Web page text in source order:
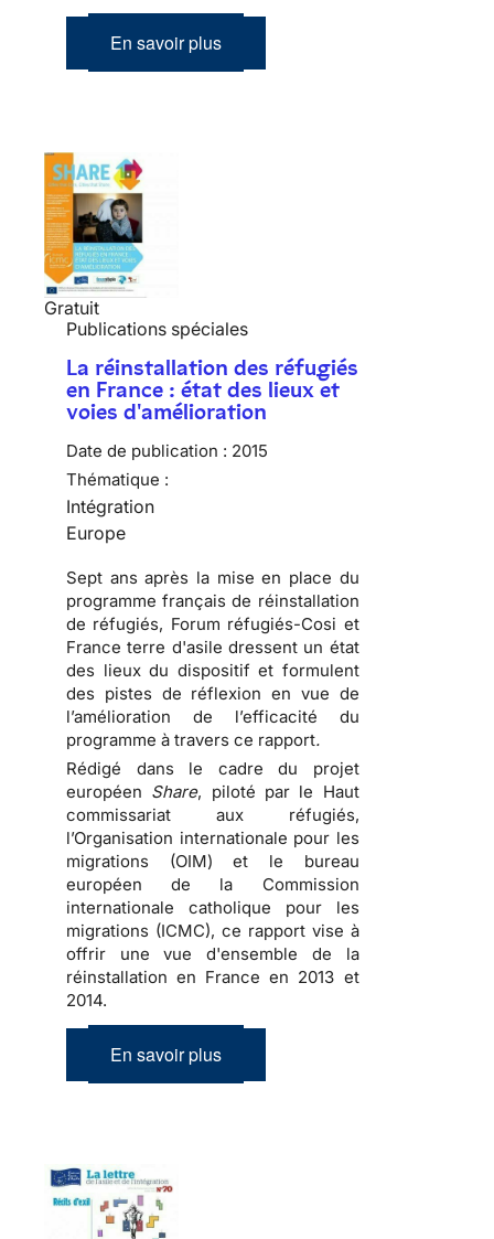
En savoir plus
Gratuit
Publications spéciales
La réinstallation des réfugiés
en France : état des lieux et
voies d'amélioration
Date de publication : 2015
Thématique :
Intégration
Europe
Sept ans après la mise en place du
programme français de réinstallation
de réfugiés, Forum réfugiés-Cosi et
France terre d'asile dressent un état
des lieux du dispositif et formulent
des pistes de réflexion en vue de
l’amélioration de l’efficacité du
programme à travers ce rapport.
Rédigé dans le cadre du projet
européen Share, piloté par le Haut
commissariat aux réfugiés,
l’Organisation internationale pour les
migrations (OIM) et le bureau
européen de la Commission
internationale catholique pour les
migrations (ICMC), ce rapport vise à
offrir une vue d'ensemble de la
réinstallation en France en 2013 et
2014.
En savoir plus